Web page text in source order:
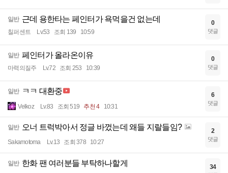
일반 근데 용한타는 페인터가 욕먹을건 없는데
칠퍼센트 Lv.53 조회 139 10:59
0
댓글
일반 페인터가 올라온이유
마력의질주 Lv.72 조회 253 10:39
0
댓글
일반 ㅋㅋ 대환중
Velkoz Lv.83 조회 519 추천 4 10:31
6
댓글
일반 오너 트럭박아서 정글 바껐는데 왜들 지랄들임?
Sakamotoma Lv.13 조회 378 10:27
2
댓글
일반 한화 팬 여러분들 부탁하나할게 34